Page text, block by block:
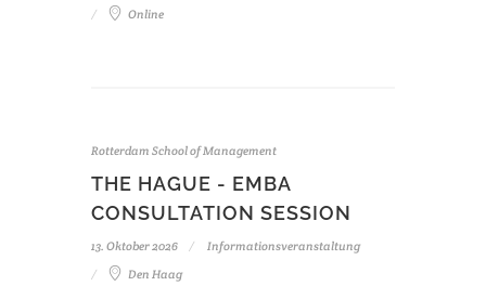
Online
Rotterdam School of Management
THE HAGUE - EMBA
CONSULTATION SESSION
13. Oktober 2026
Informationsveranstaltung
Den Haag